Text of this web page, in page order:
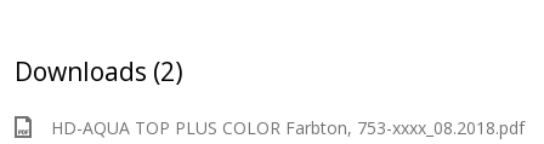
Downloads (2)
HD-AQUA TOP PLUS COLOR Farbton, 753-xxxx_08.2018.pdf